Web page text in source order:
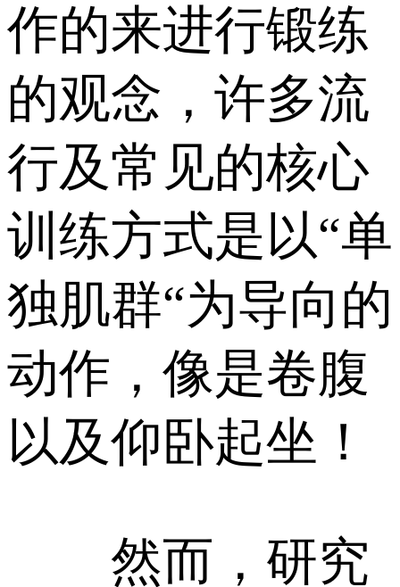
作的来进行锻练
的观念，许多流
行及常见的核心
训练方式是以“单
独肌群“为导向的
动作，像是卷腹
以及仰卧起坐！
然而，研究